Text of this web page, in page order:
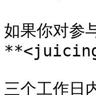
如果你对参
三个工作日